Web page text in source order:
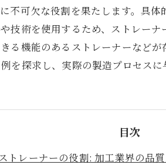
不可欠な役割を果たします。具
技術を使用するため、ストレー
る機能のあるストレーナーなど
を探求し、実際の製造プロセスに
目次
トレーナーの役割: 加工業界の品